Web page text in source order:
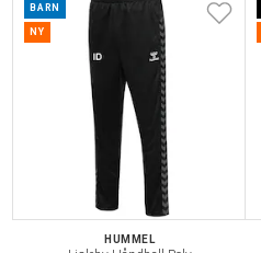
BARN
NY
HUMMEL